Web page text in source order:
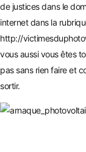
de justices dans le
internet dans la
http://
vous aussi vous êtes
pas sans rien faire et
sortir.